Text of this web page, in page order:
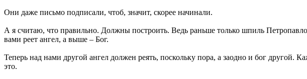
Они даже письмо подписали, чтоб, значит, скорее начинали.
А я считаю, что правильно. Должны построить. Ведь раньше только шпиль
вами реет ангел, а выше – Бог.
Теперь над нами другой ангел должен реять, поскольку пора, а заодно и бог
это.